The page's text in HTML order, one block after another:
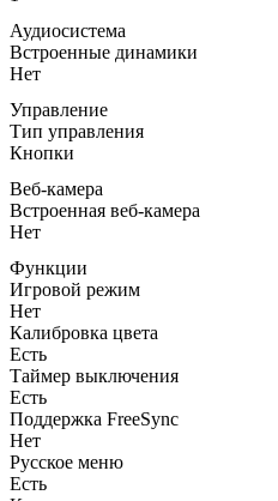
Аудиосистема
Встроенные динамики
Нет
Управление
Тип управления
Кнопки
Веб-камера
Встроенная веб-камера
Нет
Функции
Игровой режим
Нет
Калибровка цвета
Есть
Таймер выключения
Есть
Поддержка FreeSync
Нет
Русское меню
Есть